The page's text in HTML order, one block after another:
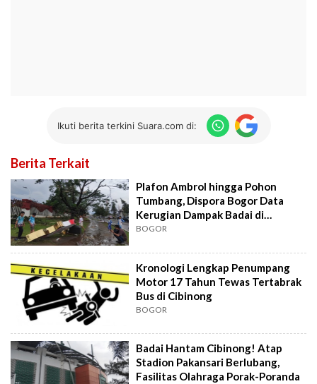
Ikuti berita terkini Suara.com di:
Berita Terkait
Plafon Ambrol hingga Pohon
Tumbang, Dispora Bogor Data
Kerugian Dampak Badai di
Pakansari
BOGOR
Kronologi Lengkap Penumpang
Motor 17 Tahun Tewas Tertabrak
Bus di Cibinong
BOGOR
Badai Hantam Cibinong! Atap
Stadion Pakansari Berlubang,
Fasilitas Olahraga Porak-Poranda